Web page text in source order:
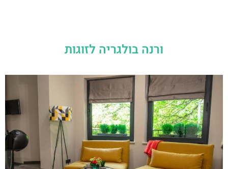
ורנה בולגריה לזוגות